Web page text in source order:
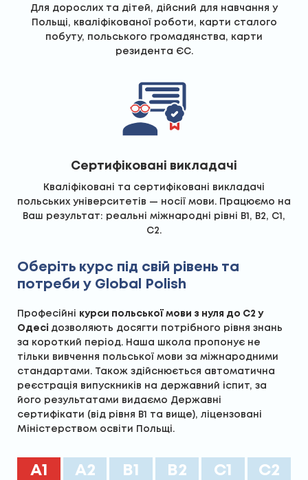
Для дорослих та дітей, дійсний для навчання у
Польщі, кваліфікованої роботи, карти сталого
побуту, польського громадянства, карти
резидента ЄС.
Сертифіковані викладачі
Кваліфіковані та сертифіковані викладачі
польських університетів — носії мови. Працюємо на
Ваш результат: реальні міжнародні рівні В1, В2, С1,
С2.
Оберіть курс під свій рівень та
потреби у Global Polish
Професійні курси польської мови з нуля до С2 у
Одесі дозволяють досягти потрібного рівня знань
за короткий період. Наша школа пропонує не
тільки вивчення польської мови за міжнародними
стандартами. Також здійснюється автоматична
реєстрація випускників на державний іспит, за
його результатами видаємо Державні
сертифікати (від рівня В1 та вище), ліцензовані
Міністерством освіти Польщі.
А1 А2 B1 B2 C1 C2